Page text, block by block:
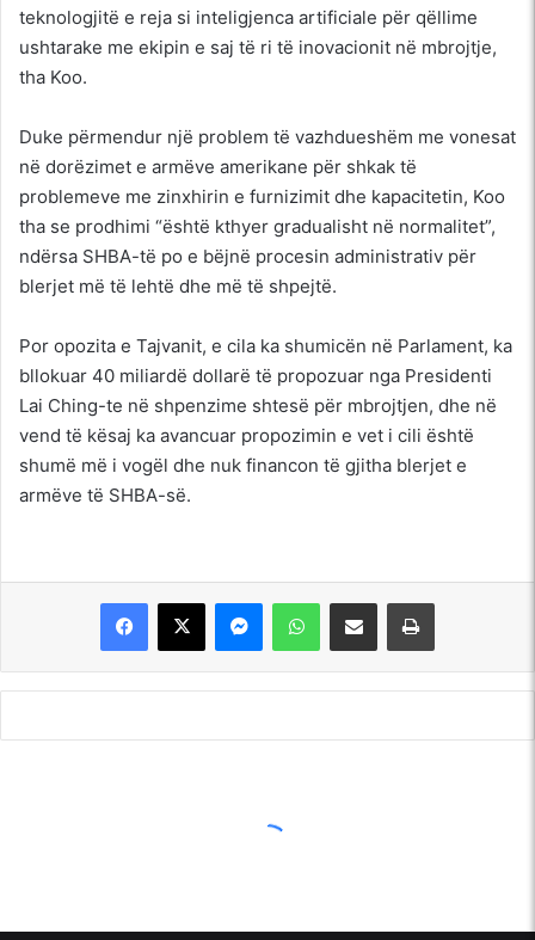
teknologjitë e reja si inteligjenca artificiale për qëllime
ushtarake me ekipin e saj të ri të inovacionit në mbrojtje,
tha Koo.
Duke përmendur një problem të vazhdueshëm me vonesat
në dorëzimet e armëve amerikane për shkak të
problemeve me zinxhirin e furnizimit dhe kapacitetin, Koo
tha se prodhimi “është kthyer gradualisht në normalitet”,
ndërsa SHBA-të po e bëjnë procesin administrativ për
blerjet më të lehtë dhe më të shpejtë.
Por opozita e Tajvanit, e cila ka shumicën në Parlament, ka
bllokuar 40 miliardë dollarë të propozuar nga Presidenti
Lai Ching-te në shpenzime shtesë për mbrojtjen, dhe në
vend të kësaj ka avancuar propozimin e vet i cili është
shumë më i vogël dhe nuk financon të gjitha blerjet e
armëve të SHBA-së.